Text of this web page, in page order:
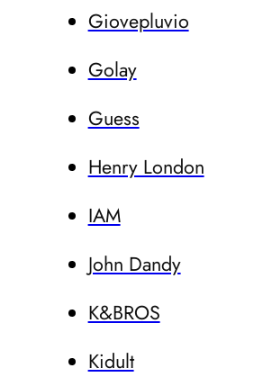
Giovepluvio
Golay
Guess
Henry London
IAM
John Dandy
K&BROS
Kidult